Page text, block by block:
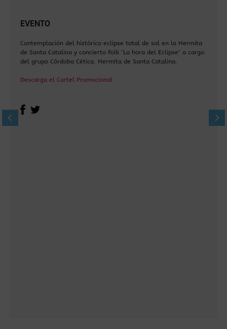
EVENTO
Contemplación del histórico eclipse total de sol en la Hermita
de Santa Catalina y concierto Folk "La hora del Eclipse" a cargo
del grupo Córdoba Cética. Hermita de Santa Catalina.
Descarga el Cartel Promocional